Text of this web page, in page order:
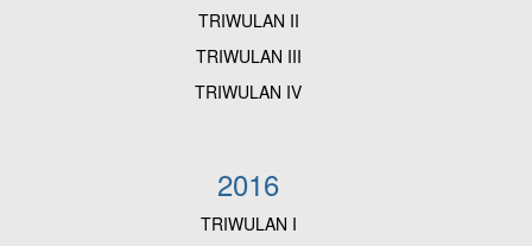
TRIWULAN II
TRIWULAN III
TRIWULAN IV
2016
TRIWULAN I